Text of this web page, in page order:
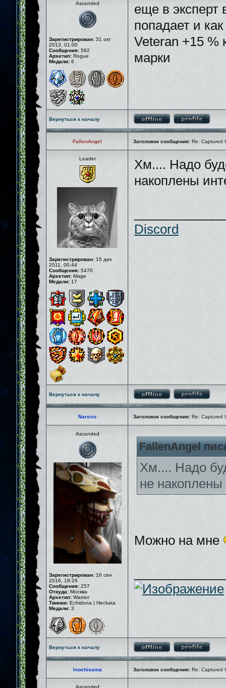
Ascended
Зарегистрирован: 31 окт
2013, 01:00
Сообщения: 592
Архетип: Rogue
Медали: 6
еще в эксперт
попадает и
Veteran +15 %
марки
Вернуться к началу
FallenAngel Заголовок сообщения: Re: Captured
Leader
Зарегистрирован: 15 дек
2011, 00:44
Сообщения: 5470
Архетип: Mage
Медали: 17
Хм.... Надо
накоплены
Discord
Вернуться к началу
Narsiro Заголовок сообщения: Re: Captured
Ascended
Зарегистрирован: 16 сен
2016, 18:26
Сообщения: 257
Откуда: Москва
Архетип: Warrior
Твинки: Echidona | Heckata
Медали: 3
FallenAngel
Хм.... Надо
не
Можно на мне
Вернуться к началу
Inochisama Заголовок сообщения: Re: Captured
Ascended